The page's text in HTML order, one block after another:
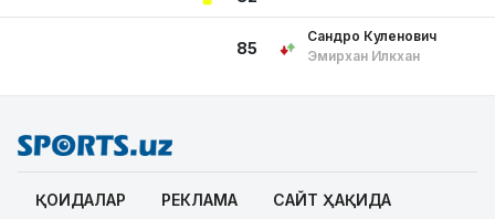
85
Сандро Куленович
Эмирхан Илкхан
ҚОИДАЛАР РЕКЛАМА САЙТ ҲАҚИДА